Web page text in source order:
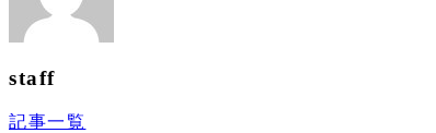
staff
記事一覧